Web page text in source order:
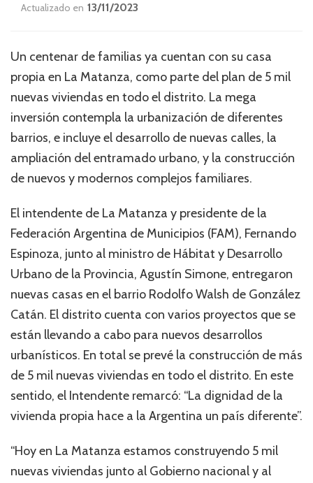
Actualizado en 13/11/2023
Un centenar de familias ya cuentan con su casa
propia en La Matanza, como parte del plan de 5 mil
nuevas viviendas en todo el distrito. La mega
inversión contempla la urbanización de diferentes
barrios, e incluye el desarrollo de nuevas calles, la
ampliación del entramado urbano, y la construcción
de nuevos y modernos complejos familiares.
El intendente de La Matanza y presidente de la
Federación Argentina de Municipios (FAM), Fernando
Espinoza, junto al ministro de Hábitat y Desarrollo
Urbano de la Provincia, Agustín Simone, entregaron
nuevas casas en el barrio Rodolfo Walsh de González
Catán. El distrito cuenta con varios proyectos que se
están llevando a cabo para nuevos desarrollos
urbanísticos. En total se prevé la construcción de más
de 5 mil nuevas viviendas en todo el distrito. En este
sentido, el Intendente remarcó: “La dignidad de la
vivienda propia hace a la Argentina un país diferente”.
“Hoy en La Matanza estamos construyendo 5 mil
nuevas viviendas junto al Gobierno nacional y al